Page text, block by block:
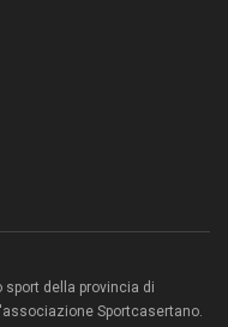
sport della provincia di
Sportcasertano.